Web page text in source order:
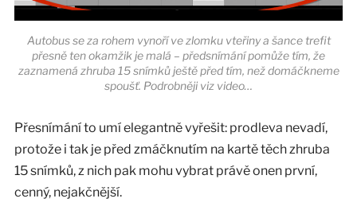
Autobus se za rohem vynoří ve zlomku vteřiny a šance trefit
přesně ten okamžik je malá – předsnímání pomůže tím, že
zaznamená zhruba 15 snímků ještě před tím, než domáčkneme
spoušť. Podrobněji viz video…
Přesnímání to umí elegantně vyřešit: prodleva nevadí,
protože i tak je před zmáčknutím na kartě těch zhruba
15 snímků, z nich pak mohu vybrat právě onen první,
cenný, nejakčnější.